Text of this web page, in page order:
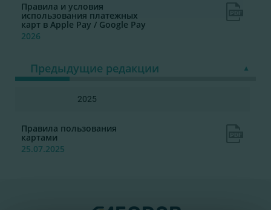
Правила и условия
использования платежных
карт в Apple Pay / Google Pay
2026
Предыдущие редакции
2025
Правила пользования
картами
25.07.2025